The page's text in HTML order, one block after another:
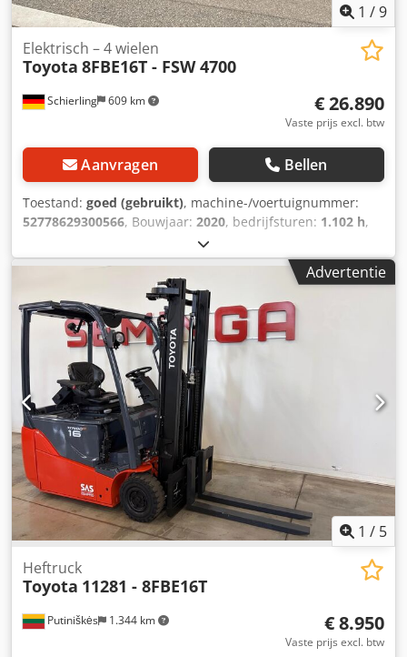
1 /9
Schierling 609 km
Elektrisch – 4 wielen
Toyota 8FBE16T - FSW 4700
€ 26.890
Vaste prijs excl. btw
Aanvragen Bellen
Toestand: goed (gebruikt), machine-/voertuignummer:
52778629300566, Bouwjaar: 2020, bedrijfsturen: 1.102 h,
, hefhoogte:
brandstoftype:elektrisch, masttype:overig, totaalgewicht:
, 5095228 Dsdpfx Ajzqbzuem Sowa De Toyota
8FBE16T - FSW 4700 elektrische vorkheftruck is een
krachtige en veelzijdige oplossing voor het intern en extern
transporteren van materialen. Met een nominaal
draagvermogen van 1.600 kg en een gemiddelde
hefhoogte van 4,7 meter biedt hij d...
Advertentie
1 / 5
Putiniškės 1.344 km
Heftruck
Toyota 11281 - 8FBE16T
€ 8.950
Vaste prijs excl. btw